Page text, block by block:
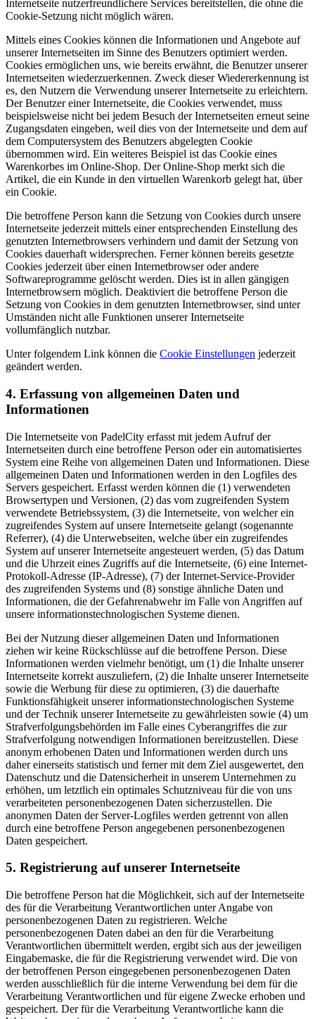
Internetseite nutzerfreundlichere Services bereitstellen, die ohne die
Cookie-Setzung nicht möglich wären.
Mittels eines Cookies können die Informationen und Angebote auf
unserer Internetseiten im Sinne des Benutzers optimiert werden.
Cookies ermöglichen uns, wie bereits erwähnt, die Benutzer unserer
Internetseiten wiederzuerkennen. Zweck dieser Wiedererkennung ist
es, den Nutzern die Verwendung unserer Internetseite zu erleichtern.
Der Benutzer einer Internetseite, die Cookies verwendet, muss
beispielsweise nicht bei jedem Besuch der Internetseiten erneut seine
Zugangsdaten eingeben, weil dies von der Internetseite und dem auf
dem Computersystem des Benutzers abgelegten Cookie
übernommen wird. Ein weiteres Beispiel ist das Cookie eines
Warenkorbes im Online-Shop. Der Online-Shop merkt sich die
Artikel, die ein Kunde in den virtuellen Warenkorb gelegt hat, über
ein Cookie.
Die betroffene Person kann die Setzung von Cookies durch unsere
Internetseite jederzeit mittels einer entsprechenden Einstellung des
genutzten Internetbrowsers verhindern und damit der Setzung von
Cookies dauerhaft widersprechen. Ferner können bereits gesetzte
Cookies jederzeit über einen Internetbrowser oder andere
Softwareprogramme gelöscht werden. Dies ist in allen gängigen
Internetbrowsern möglich. Deaktiviert die betroffene Person die
Setzung von Cookies in dem genutzten Internetbrowser, sind unter
Umständen nicht alle Funktionen unserer Internetseite
vollumfänglich nutzbar.
Unter folgendem Link können die Cookie Einstellungen jederzeit
geändert werden.
4. Erfassung von allgemeinen Daten und
Informationen
Die Internetseite von PadelCity erfasst mit jedem Aufruf der
Internetseiten durch eine betroffene Person oder ein automatisiertes
System eine Reihe von allgemeinen Daten und Informationen. Diese
allgemeinen Daten und Informationen werden in den Logfiles des
Servers gespeichert. Erfasst werden können die (1) verwendeten
Browsertypen und Versionen, (2) das vom zugreifenden System
verwendete Betriebssystem, (3) die Internetseite, von welcher ein
zugreifendes System auf unsere Internetseite gelangt (sogenannte
Referrer), (4) die Unterwebseiten, welche über ein zugreifendes
System auf unserer Internetseite angesteuert werden, (5) das Datum
und die Uhrzeit eines Zugriffs auf die Internetseite, (6) eine Internet-
Protokoll-Adresse (IP-Adresse), (7) der Internet-Service-Provider
des zugreifenden Systems und (8) sonstige ähnliche Daten und
Informationen, die der Gefahrenabwehr im Falle von Angriffen auf
unsere informationstechnologischen Systeme dienen.
Bei der Nutzung dieser allgemeinen Daten und Informationen
ziehen wir keine Rückschlüsse auf die betroffene Person. Diese
Informationen werden vielmehr benötigt, um (1) die Inhalte unserer
Internetseite korrekt auszuliefern, (2) die Inhalte unserer Internetseite
sowie die Werbung für diese zu optimieren, (3) die dauerhafte
Funktionsfähigkeit unserer informationstechnologischen Systeme
und der Technik unserer Internetseite zu gewährleisten sowie (4) um
Strafverfolgungsbehörden im Falle eines Cyberangriffes die zur
Strafverfolgung notwendigen Informationen bereitzustellen. Diese
anonym erhobenen Daten und Informationen werden durch uns
daher einerseits statistisch und ferner mit dem Ziel ausgewertet, den
Datenschutz und die Datensicherheit in unserem Unternehmen zu
erhöhen, um letztlich ein optimales Schutzniveau für die von uns
verarbeiteten personenbezogenen Daten sicherzustellen. Die
anonymen Daten der Server-Logfiles werden getrennt von allen
durch eine betroffene Person angegebenen personenbezogenen
Daten gespeichert.
5. Registrierung auf unserer Internetseite
Die betroffene Person hat die Möglichkeit, sich auf der Internetseite
des für die Verarbeitung Verantwortlichen unter Angabe von
personenbezogenen Daten zu registrieren. Welche
personenbezogenen Daten dabei an den für die Verarbeitung
Verantwortlichen übermittelt werden, ergibt sich aus der jeweiligen
Eingabemaske, die für die Registrierung verwendet wird. Die von
der betroffenen Person eingegebenen personenbezogenen Daten
werden ausschließlich für die interne Verwendung bei dem für die
Verarbeitung Verantwortlichen und für eigene Zwecke erhoben und
gespeichert. Der für die Verarbeitung Verantwortliche kann die